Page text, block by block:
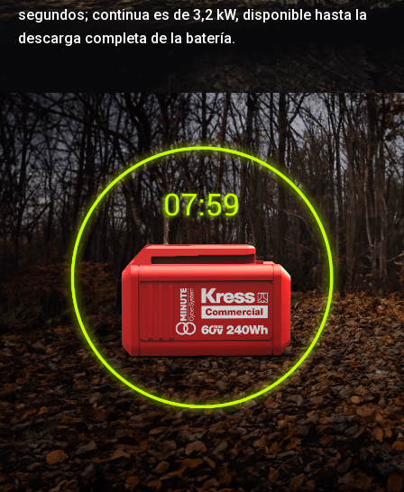
segundos; continua es de 3,2 kW, disponible hasta la
descarga completa de la batería.